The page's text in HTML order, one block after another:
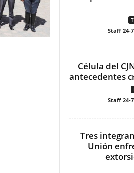
Staff 24-7
Célula del
antecedentes
Staff 24-7
Tres
Unión